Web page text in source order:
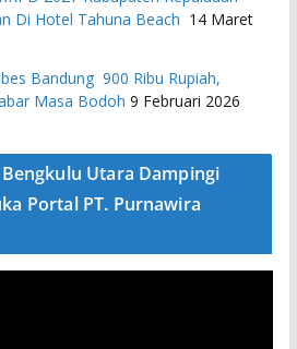
Di Hotel Tahuna Beach 14 Maret
Bandung 900 Ribu Rupiah,
Masa Bodoh 9 Februari 2026
Utara Dampingi
Portal PT. Purnawira